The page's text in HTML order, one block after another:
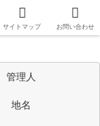
管理人
地名
サイトマップ お問い合わせ